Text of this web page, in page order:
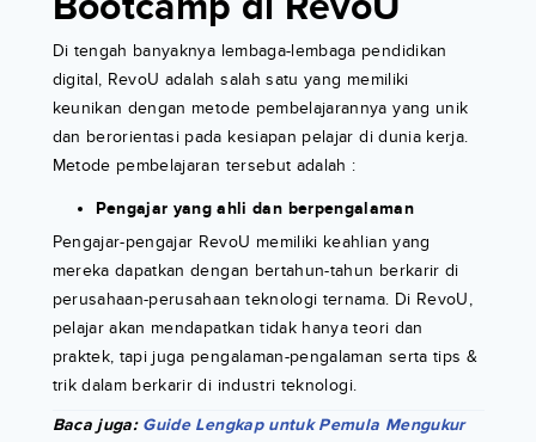
Di tengah banyaknya lembaga-lembaga pendidikan
digital, RevoU adalah salah satu yang memiliki
keunikan dengan metode pembelajarannya yang unik
dan berorientasi pada kesiapan pelajar di dunia kerja.
Metode pembelajaran tersebut adalah :
Pengajar yang ahli dan berpengalaman
Pengajar-pengajar RevoU memiliki keahlian yang
mereka dapatkan dengan bertahun-tahun berkarir di
perusahaan-perusahaan teknologi ternama. Di RevoU,
pelajar akan mendapatkan tidak hanya teori dan
praktek, tapi juga pengalaman-pengalaman serta tips &
trik dalam berkarir di industri teknologi.
Baca juga: Guide Lengkap untuk Pemula Mengukur